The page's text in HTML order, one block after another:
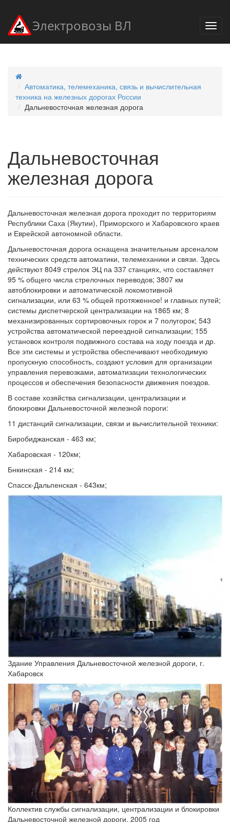
Электровозы ВЛ
Автоматика, телемеханика, связь и вычислительная
техника на железных дорогах России
Дальневосточная железная дорога
Дальневосточная
железная дорога
Дальневосточная железная дорога проходит по территориям
Республики Саха (Якутии), Приморского и Хабаровского краев
и Еврейской автономной области.
Дальневосточная дорога оснащена значительным арсеналом
технических средств автоматики, телемеханики и связи. Здесь
действуют 8049 стрелок ЭЦ па 337 станциях, что составляет
95 % общего числа стрелочных переводов; 3807 км
автоблокировки и автоматической локомотивной
сигнализации, или 63 % общей протяженное! и главных путей;
системы диспетчерской централизации на 1865 км; 8
механизированных сортировочных горок и 7 полугорок; 543
устройства автоматической переездной сигнализации; 155
установок контроля подвижного состава на ходу поезда и др.
Все эти системы и устройства обеспечивают необходимую
пропускную способность, создают условия для организации
управления перевозками, автоматизации технологических
процессов и обеспечения безопасности движения поездов.
В составе хозяйства сигнализации, централизации и
блокировки Дальневосточной железной пороги:
11 дистанций сигнализации, связи и вычислительной техники:
Биробиджанская - 463 км;
Хабаровская - 120км;
Бнкинская - 214 км;
Спасск-Дальпенская - 643км;
Здание Управления Дальневосточной железной дороги, г.
Хабаровск
Коллектив службы сигнализации, централизации и блокировки
Дальневосточной железной дороги, 2005 год